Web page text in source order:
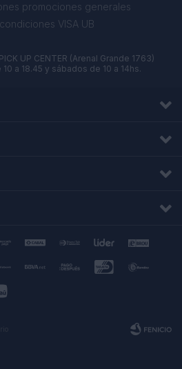
promociones generales
VISA UB
UP CENTER (Arenal Grande 1763)
a 18.45 y sábados de 10 a 14hs.